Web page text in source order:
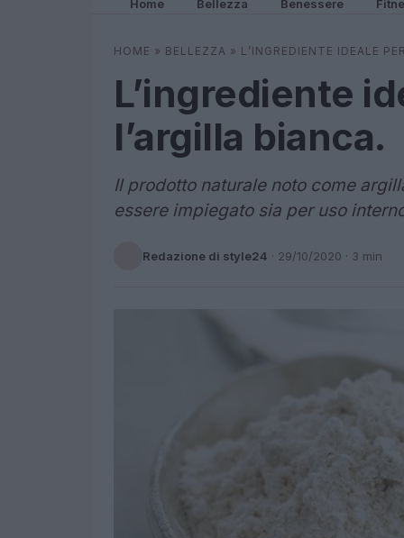
Home Bellezza Benessere
HOME » BELLEZZA » L’INGREDIENTE IDEALE
L’ingrediente
l’argilla bianca.
Il prodotto naturale noto come
essere impiegato sia per uso
Redazione di style24 · 29/10/2020 · 3 min